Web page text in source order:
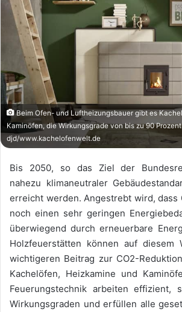
Beim Ofen- und Luftheizungsbauer gibt es
Kaminöfen, die Wirkungsgrade von bis zu 90
djd/www.kachelofenwelt.de
Bis 2050, so das Ziel der
nahezu klimaneutraler
erreicht werden. Angestrebt wird, dass
noch einen sehr geringen
überwiegend durch erneuerbare
Holzfeuerstätten können auf diesem
wichtigeren Beitrag zur CO2-
Kachelöfen, Heizkamine und
Feuerungstechnik arbeiten effizient,
Wirkungsgraden und erfüllen alle